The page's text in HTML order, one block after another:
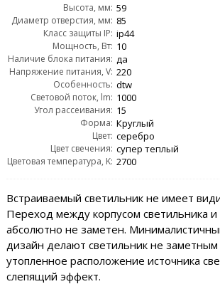
Высота, мм: 59
Диаметр отверстия, мм: 85
Класс защиты IP: ip44
Мощность, Вт: 10
Наличие блока питания: да
Напряжение питания, V: 220
Особенность: dtw
Световой поток, lm: 1000
Угол рассеивания: 15
Форма: Круглый
Цвет: серебро
Цвет свечения: супер теплый
Цветовая температура, K: 2700
Встраиваемый светильник не имеет
Переход между корпусом светильника и
абсолютно не заметен.
дизайн делают светильник не заметным
утопленное расположение источника
слепящий эффект.